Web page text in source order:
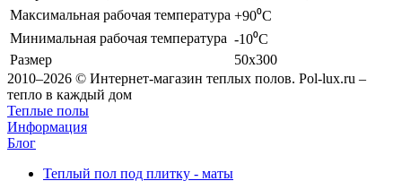
Максимальная рабочая температура +90⁰С
Минимальная рабочая температура -10⁰С
Размер
50x300
2010–2026 © Интернет-магазин теплых полов. Pol-lux.ru –
тепло в каждый дом
Теплые полы
Информация
Блог
Теплый пол под плитку - маты